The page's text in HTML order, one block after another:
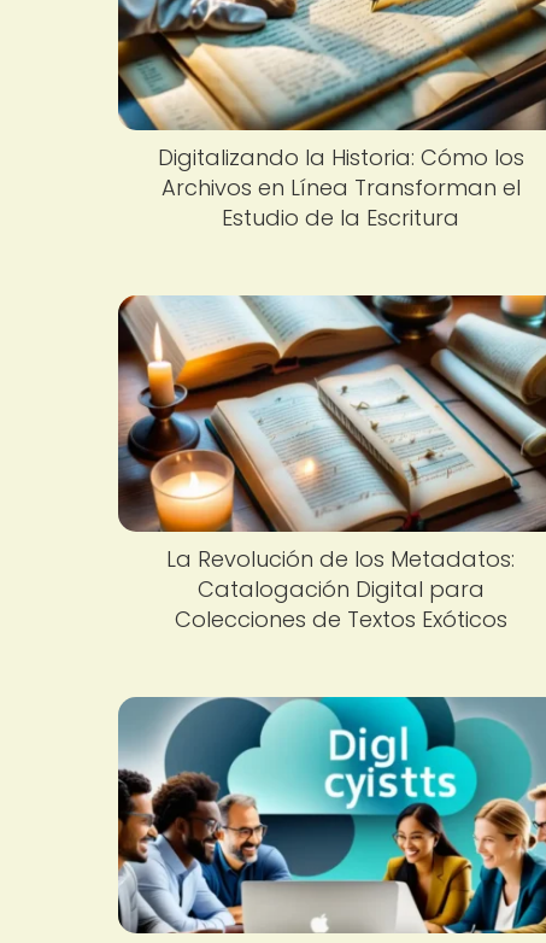
Digitalizando la Historia: Cómo los
Archivos en Línea Transforman el
Estudio de la Escritura
La Revolución de los Metadatos:
Catalogación Digital para
Colecciones de Textos Exóticos